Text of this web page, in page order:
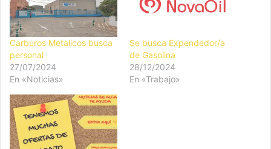
Carburos Metalicos busca
personal
27/07/2024
En «Noticias»
Se busca Expendedor/a
de Gasolina
28/12/2024
En «Trabajo»